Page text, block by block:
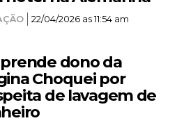
22/04/2026 as 11:54 am
prende dono da
Choquei por
de lavagem de